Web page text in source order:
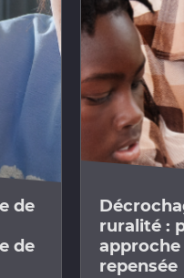
de
de
ruralité :
repensée